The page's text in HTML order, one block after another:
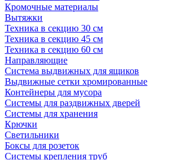
Кромочные материалы
Вытяжки
Техника в секцию 30 см
Техника в секцию 45 см
Техника в секцию 60 см
Направляющие
Система выдвижных для ящиков
Выдвижные сетки хромированные
Контейнеры для мусора
Системы для раздвижных дверей
Системы для хранения
Крючки
Светильники
Боксы для розеток
Системы крепления труб